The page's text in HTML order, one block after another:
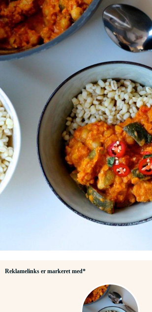
Reklamelinks er markeret med*